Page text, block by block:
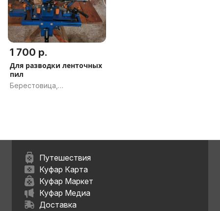
1 700 р.
Для разводки ленточных
пил
Берестовица,
Путешествия
Куфар Карта
Куфар Маркет
Куфар Медиа
Доставка